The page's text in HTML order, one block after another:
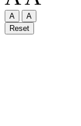
A
A
Reset